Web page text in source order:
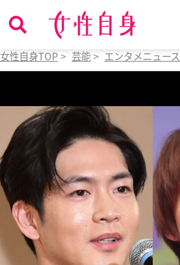
女性自身TOP > 芸能 > エンタメニュース